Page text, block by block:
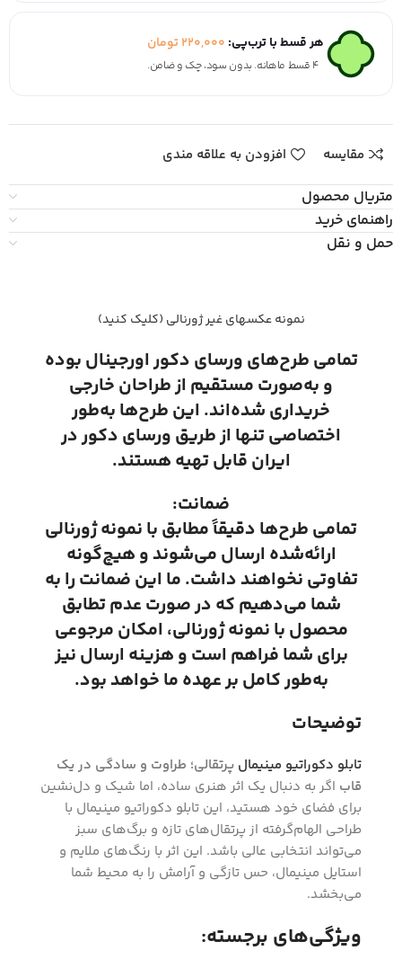
هر قسط با ترب‌پی: 220,000تومان
۴ قسط ماهانه. بدون سود، چک و ضامن.
مقایسه افزودن به علاقه مندی
متریال محصول
راهنمای خرید
حمل و نقل
نمونه عکسهای غیر ژورنالی (کلیک کنید)
تمامی طرح‌های ورسای دکور اورجینال بوده
و به‌صورت مستقیم از طراحان خارجی
خریداری شده‌اند. این طرح‌ها به‌طور
اختصاصی تنها از طریق ورسای دکور در
ایران قابل تهیه هستند.
ضمانت:
تمامی طرح‌ها دقیقاً مطابق با نمونه ژورنالی
ارائه‌شده ارسال می‌شوند و هیچ‌گونه
تفاوتی نخواهند داشت. ما این ضمانت را به
شما می‌دهیم که در صورت عدم تطابق
محصول با نمونه ژورنالی، امکان مرجوعی
برای شما فراهم است و هزینه ارسال نیز
به‌طور کامل بر عهده ما خواهد بود.
توضیحات
تابلو دکوراتیو مینیمال پرتقالی؛ طراوت و سادگی در یک
قاب اگر به دنبال یک اثر هنری ساده، اما شیک و دل‌نشین
برای فضای خود هستید، این تابلو دکوراتیو مینیمال با
طراحی الهام‌گرفته از پرتقال‌های تازه و برگ‌های سبز
می‌تواند انتخابی عالی باشد. این اثر با رنگ‌های ملایم و
استایل مینیمال، حس تازگی و آرامش را به محیط شما
می‌بخشد.
ویژگی‌های برجسته: